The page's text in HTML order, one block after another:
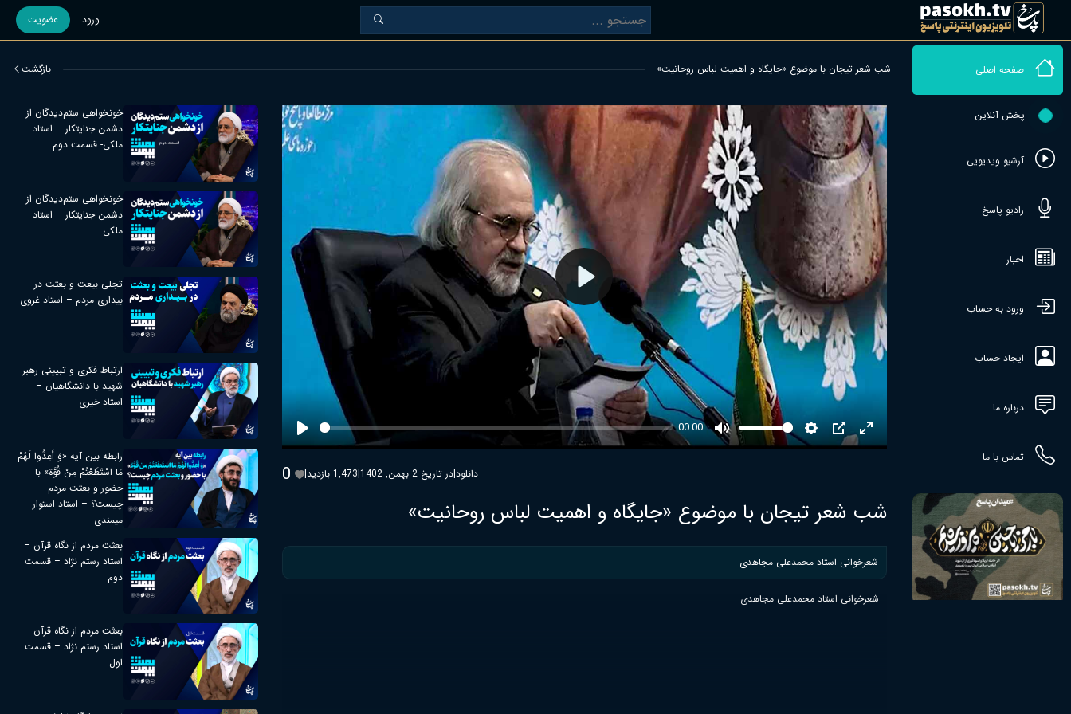
ورود عضویت
صفحه اصلی
پخش آنلاین
آرشیو ویدیویی
رادیو پاسخ
اخبار
ورود به حساب
ایجاد حساب
درباره ما
تماس با ما
شب شعر تیجان با موضوع «جایگاه و اهمیت لباس روحانیت» بازگشت
Play
00:00
Mute SettingsPIP
Enter
Play
0 | 1,473 بازدید| در تاریخ 2 بهمن, 1402|دانلود
شب شعر تیجان با موضوع «جایگاه و اهمیت لباس روحانیت»
شعرخوانی استاد محمدعلی مجاهدی
شعرخوانی استاد محمدعلی مجاهدی
خونخواهی ستم‌دیدگان از
دشمن جنایتکار – استاد
ملکی- قسمت دوم
خونخواهی ستم‌دیدگان از
دشمن جنایتکار – استاد
ملکی
تجلی بیعت و بعثت در
بیداری مردم – استاد غروی
ارتباط فکری و تبیینی رهبر
شهید با دانشگاهیان –
استاد خیری
رابطه بین آیه «وَ أَعِدُّوا لَهُمْ
مَا اسْتَطَعْتُمْ مِنْ قُوَّة» با
حضور و بعثت مردم
چیست؟ – استاد استوار
میمندی
بعثت مردم از نگاه قرآن –
استاد رستم نژاد – قسمت
دوم
بعثت مردم از نگاه قرآن –
استاد رستم نژاد – قسمت
اول